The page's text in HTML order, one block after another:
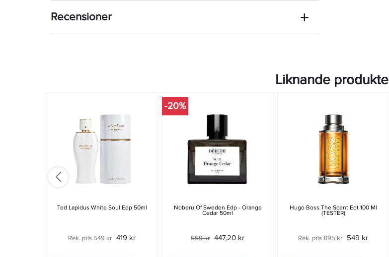
Recensioner
Liknande
Ted Lapidus White Soul Edp 50ml
Rek. pris 549 kr 419 kr
-20%
Noberu Of Sweden Edp - Orange
Cedar 50ml
559 kr 447,20 kr
Hugo Boss The Scent Edt 100 Ml
(TESTER)
Rek. pris 895 kr 549 kr